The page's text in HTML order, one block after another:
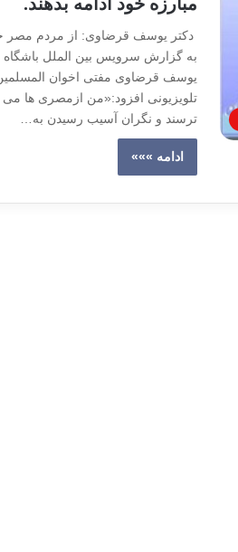
دکتر یوسف قرضاوی: از مردم مصر
به گزارش سرويس بين‌ الملل باشگاه
یوسف قرضاوی مفتی اخوان
تلویزیونی افزود:«من ازمصری ها
ترسند و نگران آسیب رسیدن به…
ادامه »»»